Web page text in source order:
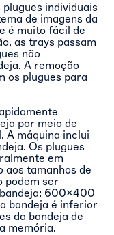
individuais
de imagens da
é muito fácil de
as trays passam
não
A remoção
os plugues para
por meio de
A máquina inclui
Os plugues
em
aos tamanhos de
podem ser
600x400
bandeja é inferior
da bandeja de
memória.